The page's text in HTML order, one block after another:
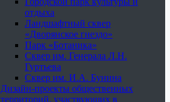
отдыха
Ландшафтный сквер
«Дворянское гнездо»
Парк «Ботаника»
Сквер им. Генерала Л.Н.
Гуртьева
Сквер им. И.А. Бунина
Дизайн-проекты общественных
территорий, участвующих в